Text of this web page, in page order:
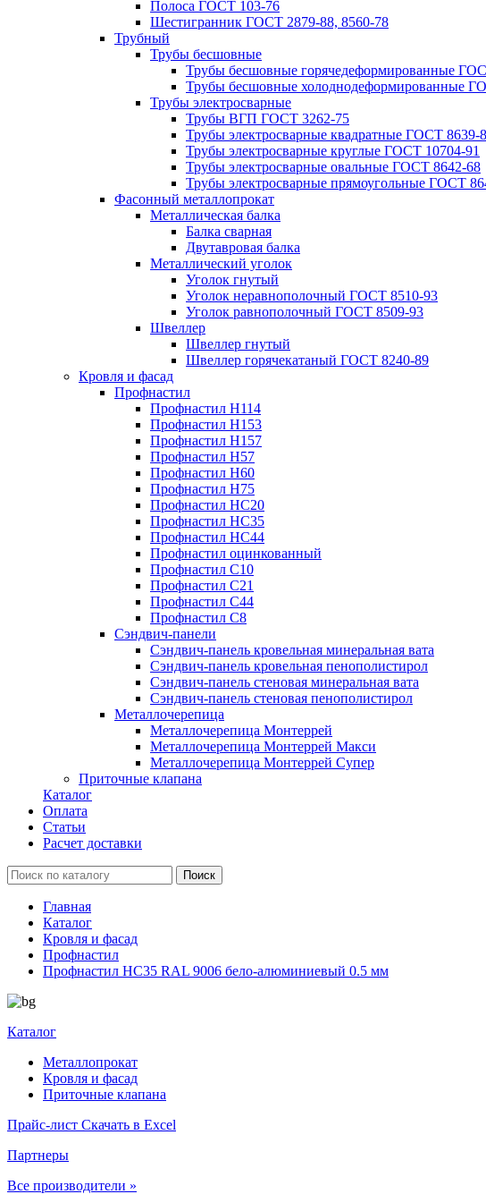
Полоса ГОСТ 103-76
Шестигранник ГОСТ 2879-88, 8560-78
Трубный
Трубы бесшовные
Трубы бесшовные горячедеформированные
Трубы бесшовные холоднодеформированные
Трубы электросварные
Трубы ВГП ГОСТ 3262-75
Трубы электросварные квадратные ГОСТ 8639-
Трубы электросварные круглые ГОСТ 10704-91
Трубы электросварные овальные ГОСТ 8642-68
Трубы электросварные прямоугольные ГОСТ
Фасонный металлопрокат
Металлическая балка
Балка сварная
Двутавровая балка
Металлический уголок
Уголок гнутый
Уголок неравнополочный ГОСТ 8510-93
Уголок равнополочный ГОСТ 8509-93
Швеллер
Швеллер гнутый
Швеллер горячекатаный ГОСТ 8240-89
Кровля и фасад
Профнастил
Профнастил Н114
Профнастил Н153
Профнастил Н157
Профнастил Н57
Профнастил Н60
Профнастил Н75
Профнастил НС20
Профнастил НС35
Профнастил НС44
Профнастил оцинкованный
Профнастил С10
Профнастил С21
Профнастил С44
Профнастил С8
Сэндвич-панели
Сэндвич-панель кровельная минеральная вата
Сэндвич-панель кровельная пенополистирол
Сэндвич-панель стеновая минеральная вата
Сэндвич-панель стеновая пенополистирол
Металлочерепица
Металлочерепица Монтеррей
Металлочерепица Монтеррей Макси
Металлочерепица Монтеррей Супер
Приточные клапана
Каталог
Оплата
Статьи
Расчет доставки
Главная
Каталог
Кровля и фасад
Профнастил
Профнастил НС35 RAL 9006 бело-алюминиевый 0.5 мм
Каталог
Металлопрокат
Кровля и фасад
Приточные клапана
Прайс-лист Скачать в Excel
Партнеры
Все производители »